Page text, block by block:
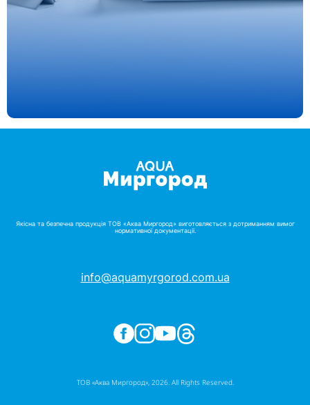
ТОВ «Аква Миргород», 2026. All Rights Reserved.
Якісна та безпечна продукція ТОВ «Аква Миргород» виготовляється з дотриманням вимог
нормативної документації.
info@aquamyrgorod.com.ua